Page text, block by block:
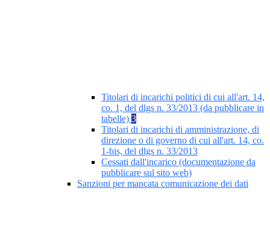
Titolari di incarichi politici di cui all'art. 14,
co. 1, del dlgs n. 33/2013 (da pubblicare in
tabelle) 3
Titolari di incarichi di amministrazione, di
direzione o di governo di cui all'art. 14, co.
1-bis, del dlgs n. 33/2013
Cessati dall'incarico (documentazione da
pubblicare sul sito web)
Sanzioni per mancata comunicazione dei dati